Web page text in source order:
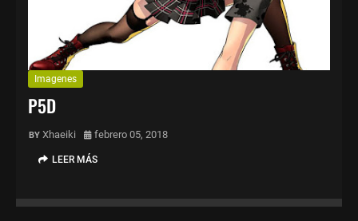
Imagenes
P5D
Xhaeiki febrero 05, 2018
LEER MÁS